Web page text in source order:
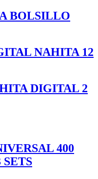
BOLSILLO
NAHITA 12
DIGITAL 2
400